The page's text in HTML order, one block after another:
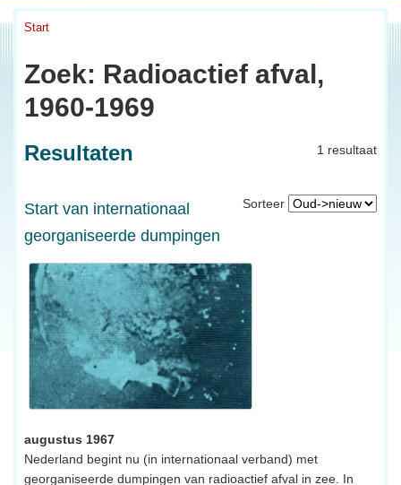
Start
Zoek: Radioactief afval,
1960-1969
1 resultaat
Resultaten
Sorteer
Start van internationaal
georganiseerde dumpingen
augustus 1967
Nederland begint nu (in internationaal verband) met
georganiseerde dumpingen van radioactief afval in zee. In